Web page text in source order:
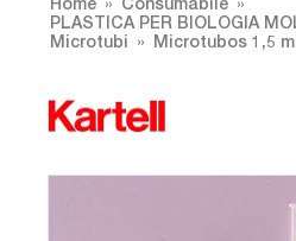
PLASTICA PER BIOLOGIA
Microtubi
Microtubos 1,5